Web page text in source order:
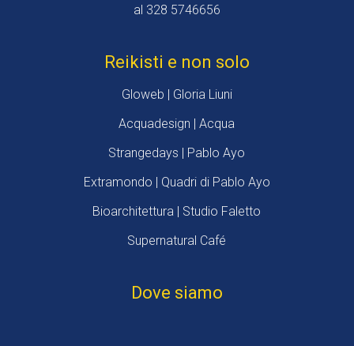
al 328 5746656
Reikisti e non solo
Gloweb | Gloria Liuni
Acquadesign | Acqua
Strangedays | Pablo Ayo
Extramondo | Quadri di Pablo Ayo
Bioarchitettura | Studio Faletto
Supernatural Café
Dove siamo